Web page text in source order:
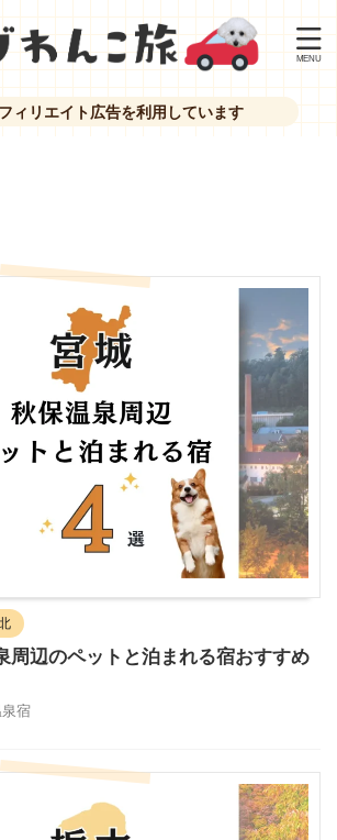
イト広告を利用しています
周辺のペットと泊まれる宿おすすめ
宿